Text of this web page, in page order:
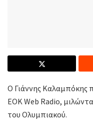
Ο Γιάννης Καλαμπόκης
ΕΟΚ Web Radio,
του Ολυμπιακού.